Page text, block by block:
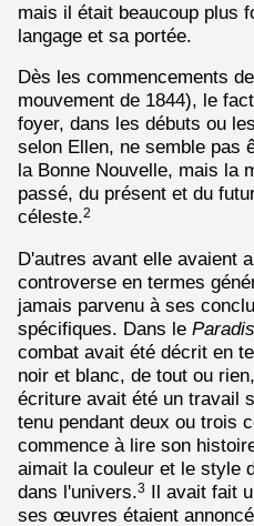
mais il était beaucoup plus
langage et sa portée.
Dès les commencements
mouvement de 1844), le
foyer, dans les débuts ou
selon Ellen, ne semble pas
la Bonne Nouvelle, mais la
passé, du présent et du
céleste.2
D'autres avant elle avaient
controverse en termes
jamais parvenu à ses
spécifiques. Dans le
combat avait été décrit en
noir et blanc, de tout ou
écriture avait été un travail
tenu pendant deux ou trois
commence à lire son
aimait la couleur et le style
dans l'univers. 3 Il avait fait
ses œuvres étaient